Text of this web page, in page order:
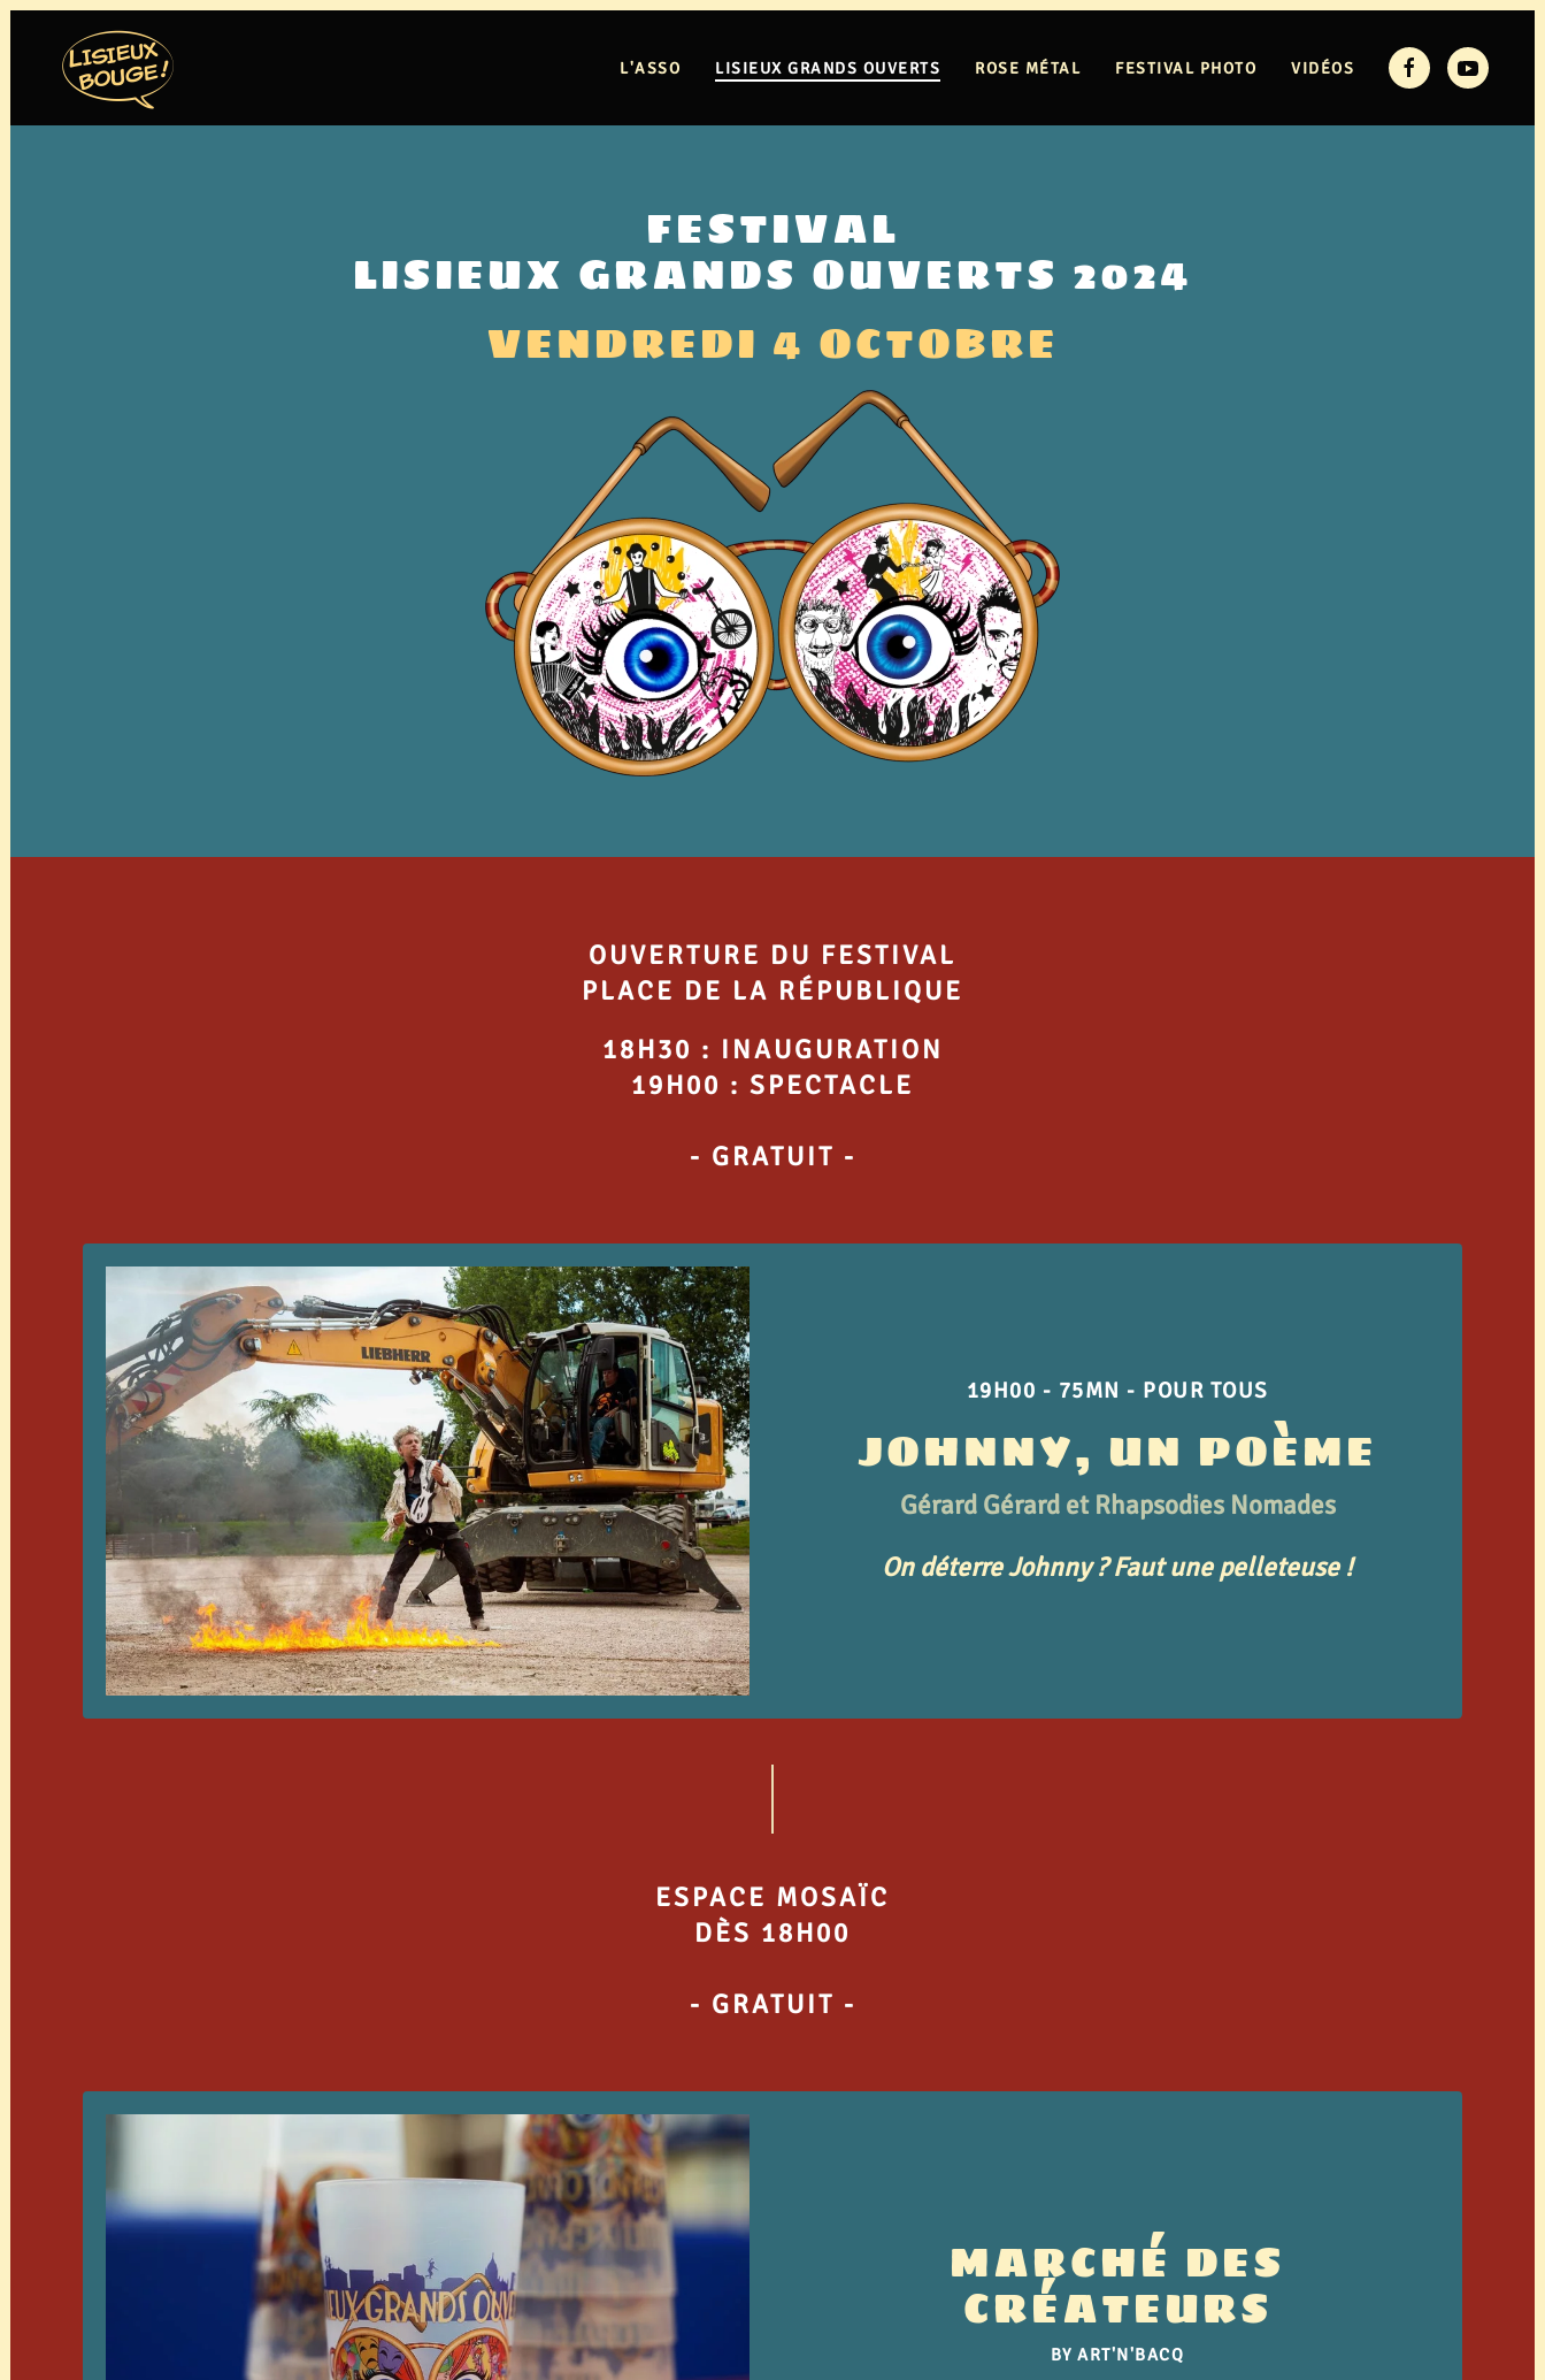
L'ASSO LISIEUX GRANDS OUVERTS ROSE MÉTAL FESTIVAL PHOTO VIDÉOS
FESTIVAL
LISIEUX GRANDS OUVERTS 2024
VENDREDI 4 OCTOBRE
OUVERTURE DU FESTIVAL
PLACE DE LA RÉPUBLIQUE
18H30 : INAUGURATION
19H00 : SPECTACLE
- GRATUIT -
19H00 - 75MN - POUR TOUS
JOHNNY, UN POÈME
Gérard Gérard et Rhapsodies Nomades
On déterre Johnny ? Faut une pelleteuse !
ESPACE MOSAÏC
DÈS 18H00
- GRATUIT -
MARCHÉ DES
CRÉATEURS
BY ART'N'BACQ